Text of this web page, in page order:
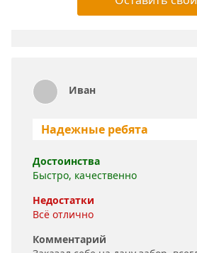
Иван
Надежные ребята
Достоинства
Быстро, качественно
Недостатки
Всё отлично
Комментарий